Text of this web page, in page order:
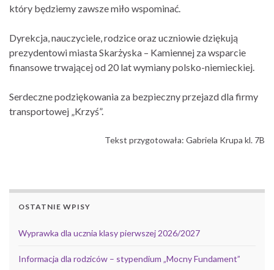
który będziemy zawsze miło wspominać.
Dyrekcja, nauczyciele, rodzice oraz uczniowie dziękują
prezydentowi miasta Skarżyska – Kamiennej za wsparcie
finansowe trwającej od 20 lat wymiany polsko-niemieckiej.
Serdeczne podziękowania za bezpieczny przejazd dla firmy
transportowej „Krzyś”.
Tekst przygotowała: Gabriela Krupa kl. 7B
OSTATNIE WPISY
Wyprawka dla ucznia klasy pierwszej 2026/2027
Informacja dla rodziców – stypendium „Mocny Fundament”